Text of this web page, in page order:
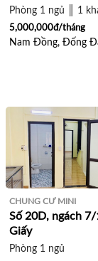
Phòng 1 ngủ ║ 1
5,000,000đ/tháng
Nam Đồng, Đống
CHUNG CƯ MINI
Số 20D, ngách
Giấy
Phòng 1 ngủ